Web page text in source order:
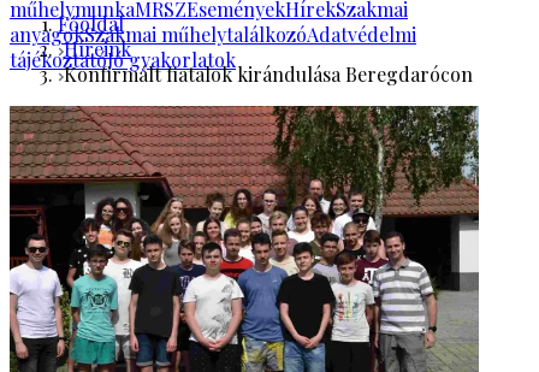
műhelymunkaMRSZEseményekHírekSzakmai
anyagokSzakmai műhelytalálkozóAdatvédelmi
tájékoztatóJó gyakorlatok
Főoldal
Híreink
Konfirmált fiatalok kirándulása Beregdarócon